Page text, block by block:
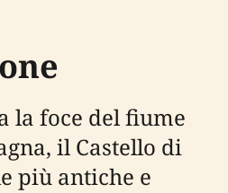
la foce del fiume
il Castello di
più antiche e